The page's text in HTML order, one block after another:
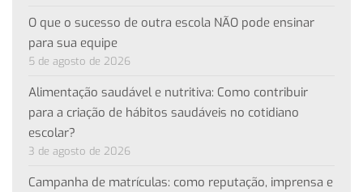
O que o sucesso de outra escola NÃO pode ensinar
para sua equipe
5 de agosto de 2026
Alimentação saudável e nutritiva: Como contribuir
para a criação de hábitos saudáveis no cotidiano
escolar?
3 de agosto de 2026
Campanha de matrículas: como reputação, imprensa e